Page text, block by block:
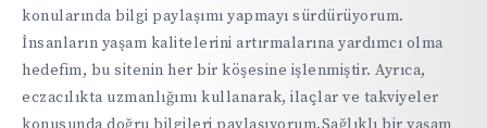
konularında bilgi paylaşımı yapmayı sürdürüyorum.
İnsanların yaşam kalitelerini artırmalarına yardımcı olma
hedefim, bu sitenin her bir köşesine işlenmiştir. Ayrıca,
eczacılıkta uzmanlığımı kullanarak, ilaçlar ve takviyeler